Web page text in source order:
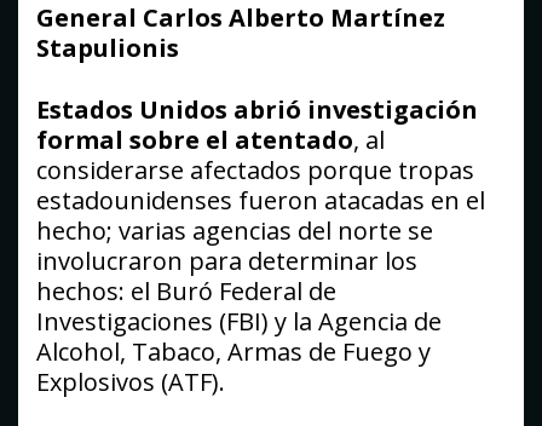
General Carlos Alberto Martínez
Stapulionis
Estados Unidos abrió investigación
formal sobre el atentado, al
considerarse afectados porque tropas
estadounidenses fueron atacadas en el
hecho; varias agencias del norte se
involucraron para determinar los
hechos: el Buró Federal de
Investigaciones (FBI) y la Agencia de
Alcohol, Tabaco, Armas de Fuego y
Explosivos (ATF).